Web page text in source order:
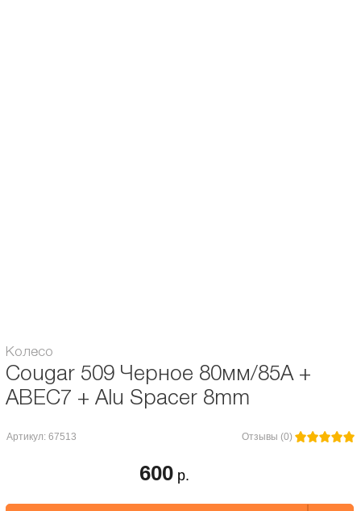
Колесо
Cougar 509 Черное 80мм/85A +
ABEС7 + Alu Spacer 8mm
Артикул: 67513 Отзывы (0)
600 р.